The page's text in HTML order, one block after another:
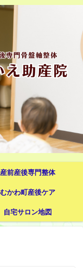
産前産後専門整体
むかわ町産後ケア
自宅サロン地図